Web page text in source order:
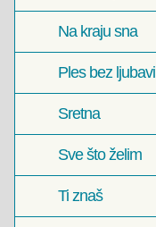
Na kraju sna
Ples bez ljubavi
Sretna
Sve što želim
Ti znaš